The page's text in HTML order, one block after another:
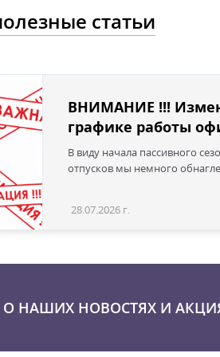
статьи
ВНИМАНИЕ !!!
графике работы
В виду начала пассивного
отпусков мы немного
28.07.2026 г.
О НАШИХ НОВОСТЯХ И